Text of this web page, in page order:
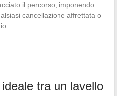
il percorso, imponendo
cancellazione affrettata o
tra un lavello